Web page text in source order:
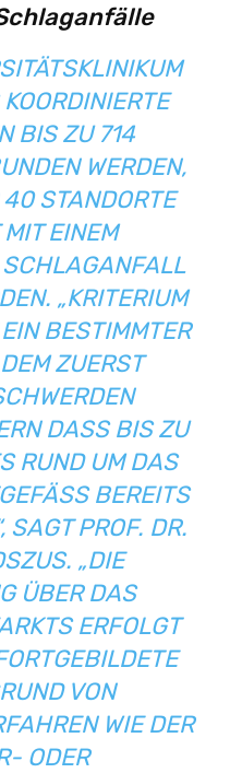
BIS ZU 714
WERDEN,
STANDORTE
EINEM
„KRITERIUM
BESTIMMTER
ZUERST
DASS BIS ZU
RUND UM DAS
BEREITS G
PROF. DR. M
„DIE E
DAS A
ERFOLGT DU
ÄR
VON BI
WIE DER CO
KE